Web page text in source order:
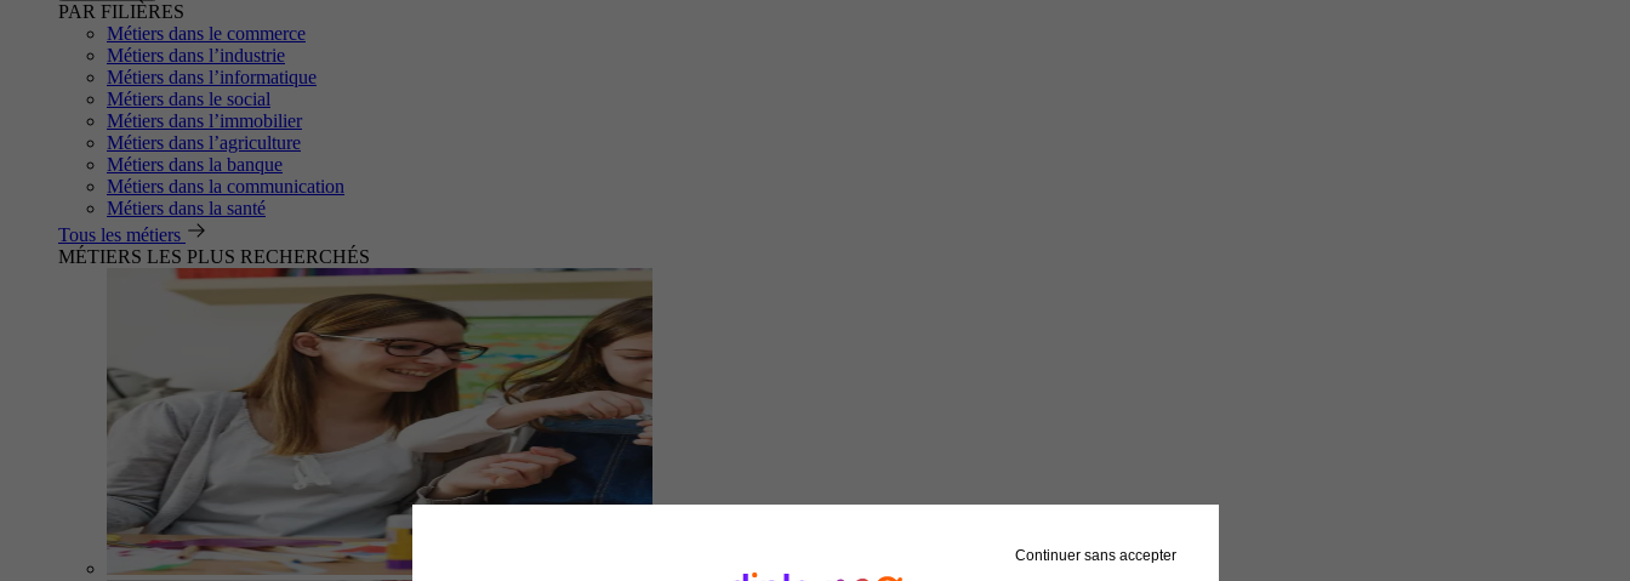
PAR FILIÈRES
Métiers dans le commerce
Métiers dans l’industrie
Métiers dans l’informatique
Métiers dans le social
Métiers dans l’immobilier
Métiers dans l’agriculture
Métiers dans la banque
Métiers dans la communication
Métiers dans la santé
Tous les métiers
MÉTIERS LES PLUS RECHERCHÉS
Auxiliaire de puériculture
Continuer sans accepter